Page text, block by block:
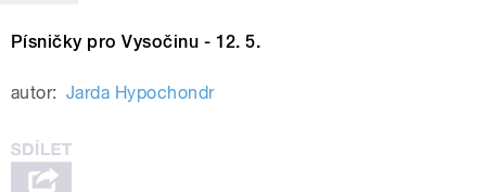
Písničky pro Vysočinu - 12. 5.
autor: Jarda Hypochondr